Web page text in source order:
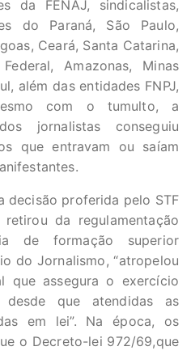
da FENAJ, sindicalistas,
do Paraná, São Paulo,
Ceará, Santa Catarina,
Amazonas, Minas
além das entidades FNPJ,
com o tumulto, a
jornalistas conseguiu
que entravam ou saíam
decisão proferida pelo STF
da regulamentação
de formação superior
do Jornalismo, “atropelou
que assegura o exercício
que atendidas as
em lei”. Na época, os
o Decreto-lei 972/69,que